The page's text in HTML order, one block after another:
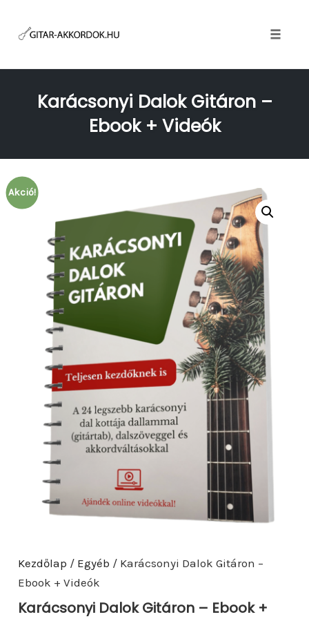
content
Karácsonyi Dalok Gitáron –
Ebook + Videók
Akció!
Kezdőlap / Egyéb / Karácsonyi Dalok Gitáron –
Ebook + Videók
Karácsonyi Dalok Gitáron – Ebook +